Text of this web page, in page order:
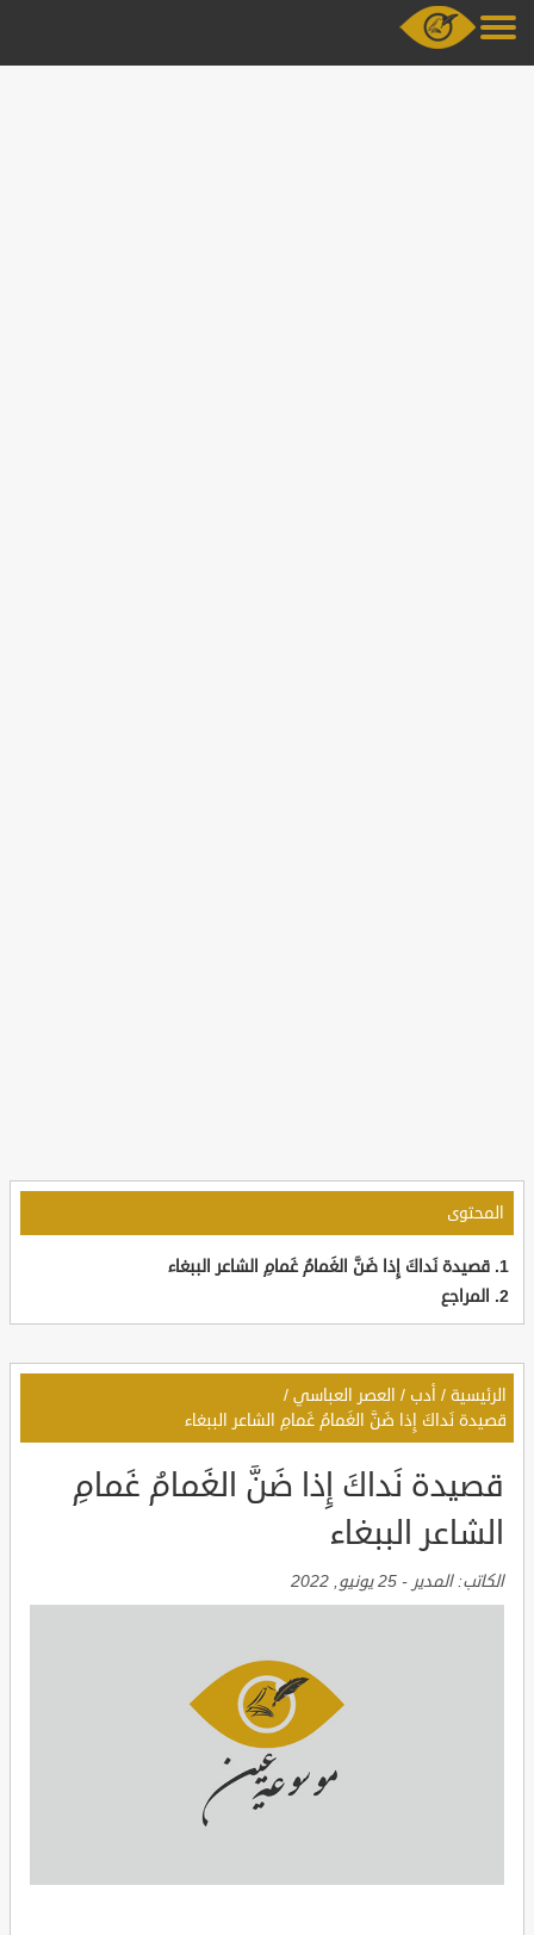
المحتوى
قصيدة نَداكَ إِذا ضَنَّ الغَمامُ غَمامِ الشاعر الببغاء
المراجع
الرئيسية / أدب / العصر العباسي /
قصيدة نَداكَ إِذا ضَنَّ الغَمامُ غَمامِ الشاعر الببغاء
قصيدة نَداكَ إِذا ضَنَّ الغَمامُ غَمامِ
الشاعر الببغاء
الكاتب:المدير - 25 يونيو, 2022